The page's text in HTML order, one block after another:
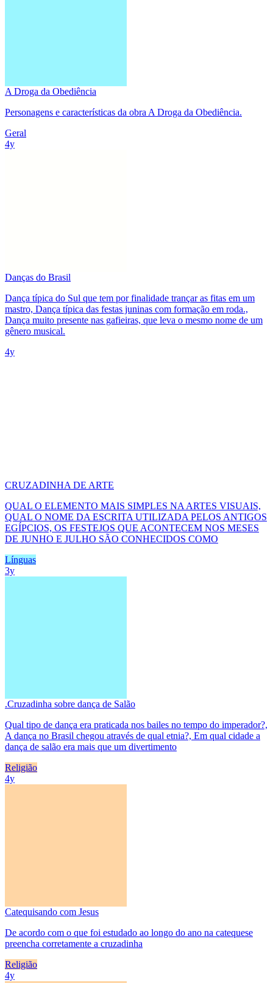
A Droga da Obediência
Personagens e características da obra A Droga da Obediência.
Geral
4y
Danças do Brasil
Dança típica do Sul que tem por finalidade trançar as fitas em um
mastro, Dança típica das festas juninas com formação em roda.,
Dança muito presente nas gafieiras, que leva o mesmo nome de um
gênero musical.
4y
CRUZADINHA DE ARTE
QUAL O ELEMENTO MAIS SIMPLES NA ARTES VISUAIS,
QUAL O NOME DA ESCRITA UTILIZADA PELOS ANTIGOS
EGÍPCIOS, OS FESTEJOS QUE ACONTECEM NOS MESES
DE JUNHO E JULHO SÃO CONHECIDOS COMO
Línguas
3y
.Cruzadinha sobre dança de Salão
Qual tipo de dança era praticada nos bailes no tempo do imperador?,
A dança no Brasil chegou através de qual etnia?, Em qual cidade a
dança de salão era mais que um divertimento
Religião
4y
Catequisando com Jesus
De acordo com o que foi estudado ao longo do ano na catequese
preencha corretamente a cruzadinha
Religião
4y